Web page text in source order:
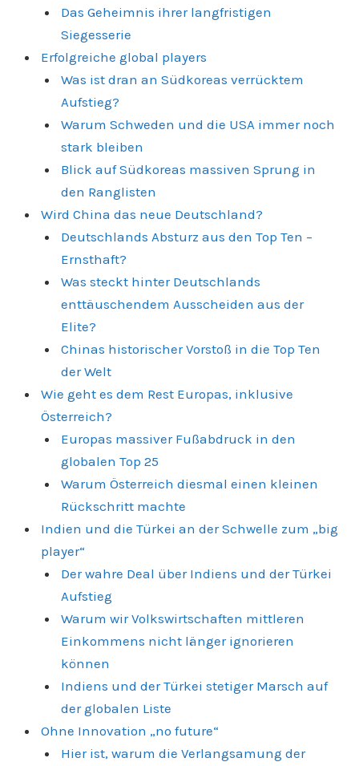
Das Geheimnis ihrer langfristigen
Siegesserie
Erfolgreiche global players
Was ist dran an Südkoreas verrücktem
Aufstieg?
Warum Schweden und die USA immer noch
stark bleiben
Blick auf Südkoreas massiven Sprung in
den Ranglisten
Wird China das neue Deutschland?
Deutschlands Absturz aus den Top Ten –
Ernsthaft?
Was steckt hinter Deutschlands
enttäuschendem Ausscheiden aus der
Elite?
Chinas historischer Vorstoß in die Top Ten
der Welt
Wie geht es dem Rest Europas, inklusive
Österreich?
Europas massiver Fußabdruck in den
globalen Top 25
Warum Österreich diesmal einen kleinen
Rückschritt machte
Indien und die Türkei an der Schwelle zum „big
player“
Der wahre Deal über Indiens und der Türkei
Aufstieg
Warum wir Volkswirtschaften mittleren
Einkommens nicht länger ignorieren
können
Indiens und der Türkei stetiger Marsch auf
der globalen Liste
Ohne Innovation „no future“
Hier ist, warum die Verlangsamung der